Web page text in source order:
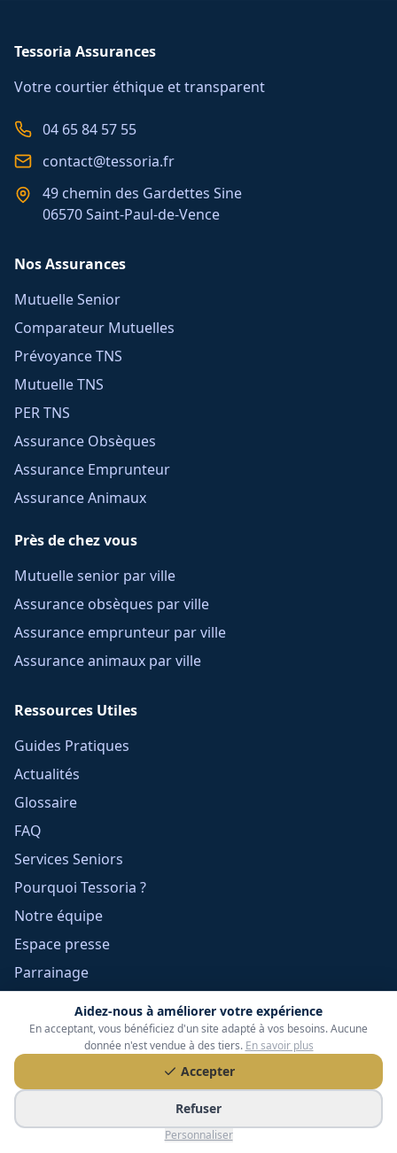
Aidez-nous à améliorer votre expérience
En acceptant, vous bénéficiez d'un site adapté à vos besoins. Aucune
donnée n'est vendue à des tiers. En savoir plus
Accepter
Refuser
Personnaliser
Tessoria Assurances
Votre courtier éthique et transparent
04 65 84 57 55
contact@tessoria.fr
49 chemin des Gardettes Sine
06570 Saint-Paul-de-Vence
Nos Assurances
Mutuelle Senior
Comparateur Mutuelles
Prévoyance TNS
Mutuelle TNS
PER TNS
Assurance Obsèques
Assurance Emprunteur
Assurance Animaux
Près de chez vous
Mutuelle senior par ville
Assurance obsèques par ville
Assurance emprunteur par ville
Assurance animaux par ville
Ressources Utiles
Guides Pratiques
Actualités
Glossaire
FAQ
Services Seniors
Pourquoi Tessoria ?
Notre équipe
Espace presse
Parrainage
Informations légales
Mentions légales